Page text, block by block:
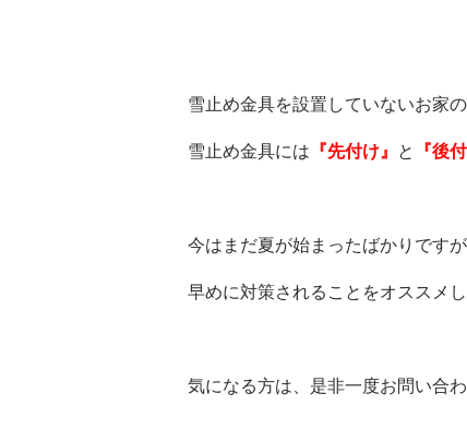
雪止め金具を設置していないお家
雪止め金具には 『先付け』 と 『後
今はまだ夏が始まったばかりですが
早めに対策されることをオススメ
気になる方は、是非一度お問い合